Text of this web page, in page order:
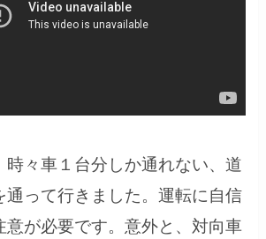
時々車１台分しか通れない、道
通って行きました。運転に自信
意が必要です。意外と、対向車